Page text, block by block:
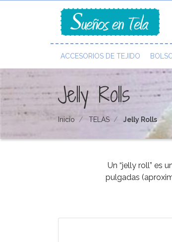
ACCESORIOS DE TEJIDO
Jelly Rolls
Inicio TELAS Jelly Rolls
Un “jelly roll” es
pulgadas